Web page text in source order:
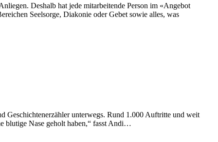
Deshalb hat jede mitarbeitende Person im «Angebot
Seelsorge, Diakonie oder Gebet sowie alles, was
Geschichtenerzähler unterwegs. Rund 1.000 Auftritte und weit
blutige Nase geholt haben,“ fasst Andi…